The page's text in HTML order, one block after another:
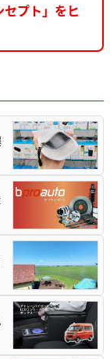
プト」をヒ